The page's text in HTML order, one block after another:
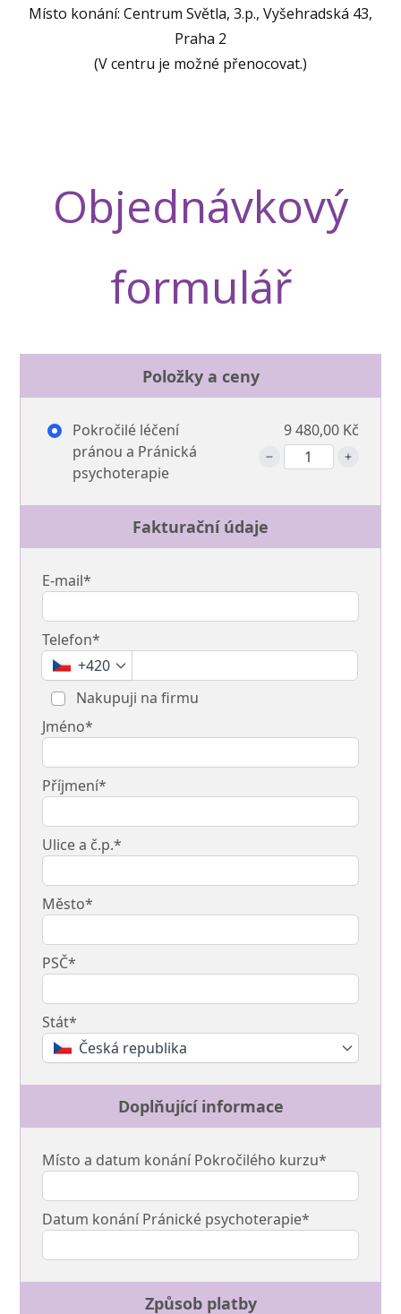
Místo konání: Centrum Světla, 3.p., Vyšehradská 43,
Praha 2
(V centru je možné přenocovat.)
Objednávkový
formulář
Položky a ceny
Pokročilé léčení
pránou a Pránická
psychoterapie
9 480,00 Kč
Fakturační údaje
E-mail*
Telefon*
+420
Nakupuji na firmu
Jméno*
Příjmení*
Ulice a č.p.*
Město*
PSČ*
Stát*
Česká republika
Doplňující informace
Místo a datum konání Pokročilého kurzu*
Datum konání Pránické psychoterapie*
Způsob platby